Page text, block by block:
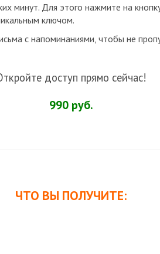
минут. Для этого нажмите на
ключом.
с напоминаниями, чтобы не
доступ прямо сейчас!
990 руб.
ЧТО ВЫ ПОЛУЧИТЕ: